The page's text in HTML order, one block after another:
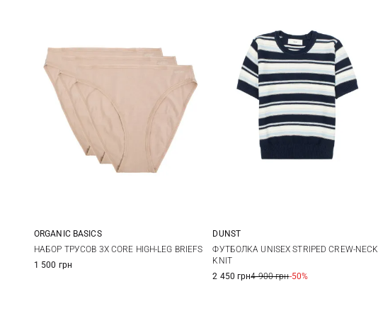
XS S M L
ORGANIC BASICS
НАБОР ТРУСОВ 3Х CORE HIGH-LEG BRIEFS
1 500 грн
XS S M
DUNST
ФУТБОЛКА UNISEX STRIPED CREW-NECK
KNIT
2 450 грн4 900 грн-50%